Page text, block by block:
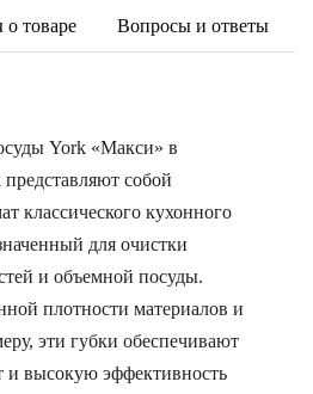
товаре Вопросы и ответы
York «Макси» в
собой
классического кухонного
для очистки
и объемной посуды.
плотности материалов и
эти губки обеспечивают
и высокую эффективность